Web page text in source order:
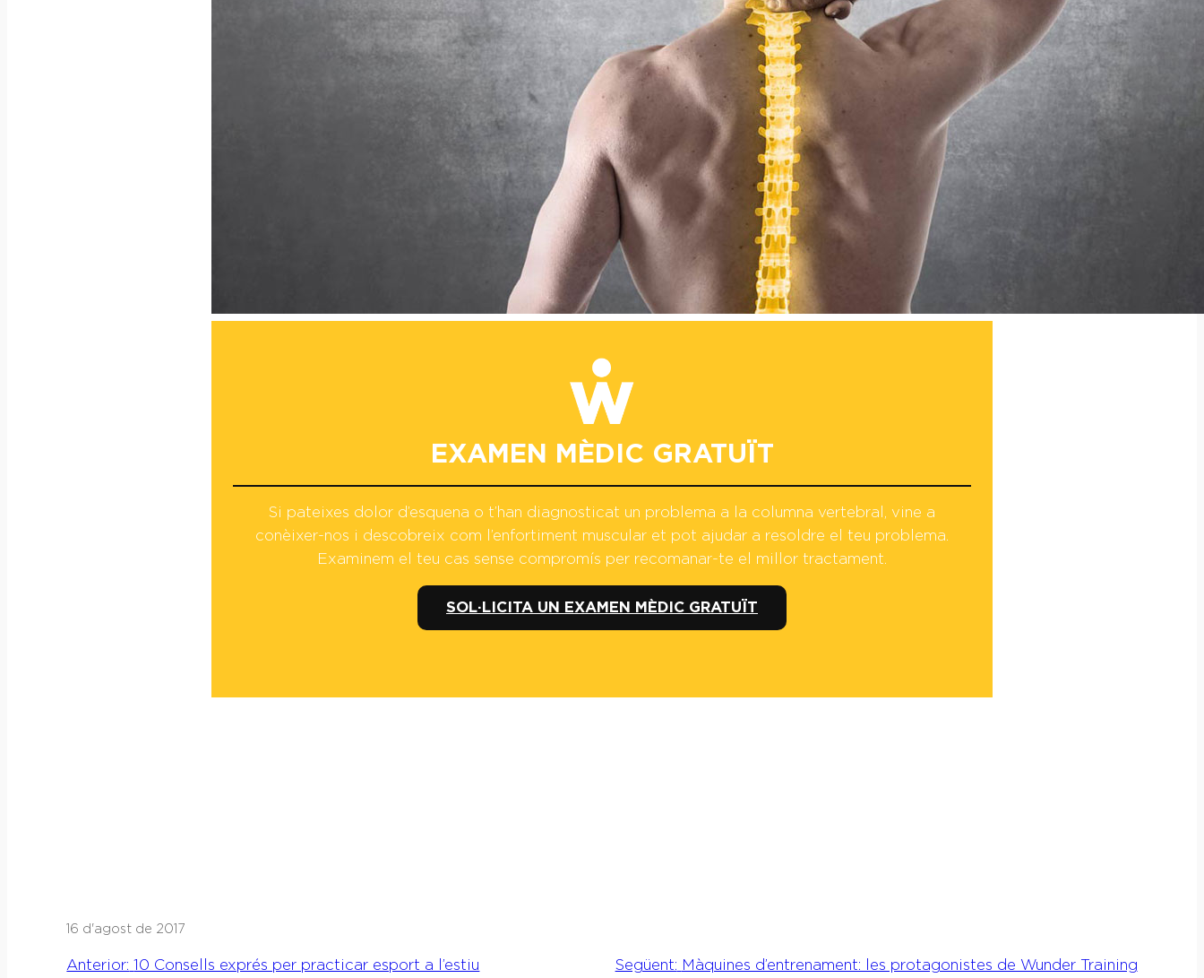
EXAMEN MÈDIC GRATUÏT
Si pateixes dolor d’esquena o t’han diagnosticat un problema a la columna vertebral, vine a
conèixer-nos i descobreix com l’enfortiment muscular et pot ajudar a resoldre el teu problema.
Examinem el teu cas sense compromís per recomanar-te el millor tractament.
SOL·LICITA UN EXAMEN MÈDIC GRATUÏT
16 d'agost de 2017
Anterior: 10 Consells exprés per practicar esport a l’estiu Següent: Màquines d’entrenament: les protagonistes de Wunder Training